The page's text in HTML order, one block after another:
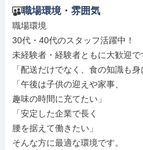
職場環境・雰囲気
職場環境
30代・40代のスタッフ活躍中！
未経験者・経験者ともに大歓迎で
「配送だけでなく、食の知識も身
「午後は子供の迎えや家事、
趣味の時間に充てたい」
「安定した企業で長く
腰を据えて働きたい」
そんな方に最適な環境です。